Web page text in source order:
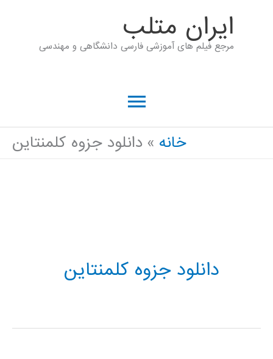
ايران متلب
مرجع فیلم های آموزشی فارسی دانشگاهی و مهندسی
فهرست
اصلی خانه دانلود جزوه کلمنتاین
دانلود جزوه کلمنتاین